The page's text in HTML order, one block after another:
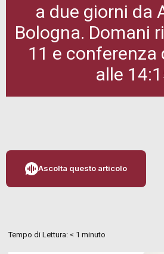
a due giorni da
Bologna. Domani
11 e conferenza
alle
Ascolta questo articolo
Tempo di Lettura: < 1 minuto